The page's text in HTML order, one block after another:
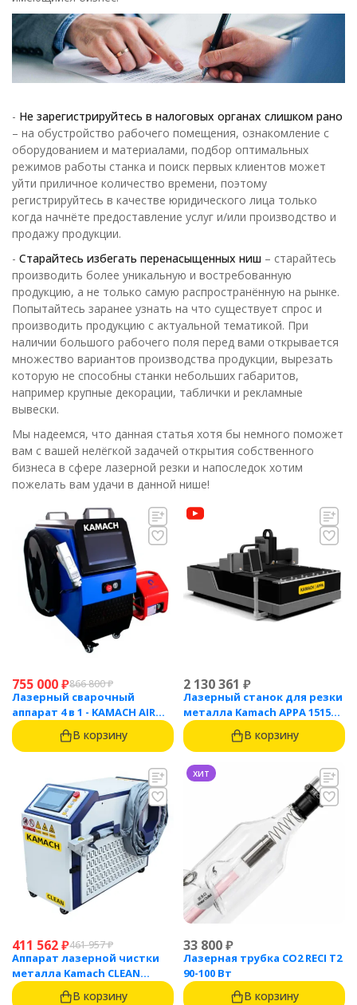
- Не зарегистрируйтесь в налоговых органах слишком рано
– на обустройство рабочего помещения, ознакомление с
оборудованием и материалами, подбор оптимальных
режимов работы станка и поиск первых клиентов может
уйти приличное количество времени, поэтому
регистрируйтесь в качестве юридического лица только
когда начнёте предоставление услуг и/или производство и
продажу продукции.
- Старайтесь избегать перенасыщенных ниш – старайтесь
производить более уникальную и востребованную
продукцию, а не только самую распространённую на рынке.
Попытайтесь заранее узнать на что существует спрос и
производить продукцию с актуальной тематикой. При
наличии большого рабочего поля перед вами открывается
множество вариантов производства продукции, вырезать
которую не способны станки небольших габаритов,
например крупные декорации, таблички и рекламные
вывески.
Мы надеемся, что данная статья хотя бы немного поможет
вам с вашей нелёгкой задачей открытия собственного
бизнеса в сфере лазерной резки и напоследок хотим
пожелать вам удачи в данной нише!
755 000₽866 800₽
Лазерный сварочный
аппарат 4 в 1 - KAMACH AIR
1500
В корзину
2 130 361 ₽
Лазерный станок для резки
металла Kamach APPA 1515
(1500 Вт)
В корзину
411 562₽461 957₽
Аппарат лазерной чистки
металла Kamach CLEAN
1500BW
В корзину
хит
33 800₽
Лазерная трубка CO2 RECI T2
90-100 Вт
В корзину